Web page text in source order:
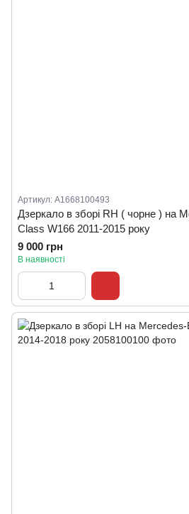
Артикул: A1668100493
Дзеркало в зборі RH ( чорне ) на
Class W166 2011-2015 року
9 000 грн
В наявності